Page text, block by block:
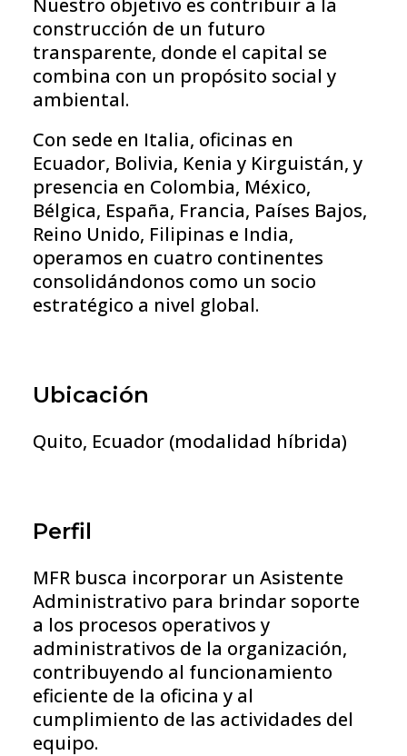
Nuestro objetivo es contribuir a la
construcción de un futuro
transparente, donde el capital se
combina con un propósito social y
ambiental.
Con sede en Italia, oficinas en
Ecuador, Bolivia, Kenia y Kirguistán, y
presencia en Colombia, México,
Bélgica, España, Francia, Países Bajos,
Reino Unido, Filipinas e India,
operamos en cuatro continentes
consolidándonos como un socio
estratégico a nivel global.
Ubicación
Quito, Ecuador (modalidad híbrida)
Perfil
MFR busca incorporar un Asistente
Administrativo para brindar soporte
a los procesos operativos y
administrativos de la organización,
contribuyendo al funcionamiento
eficiente de la oficina y al
cumplimiento de las actividades del
equipo.